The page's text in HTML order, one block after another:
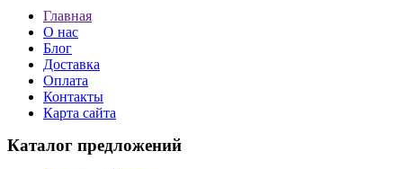
Главная
О нас
Блог
Доставка
Оплата
Контакты
Карта сайта
Каталог предложений